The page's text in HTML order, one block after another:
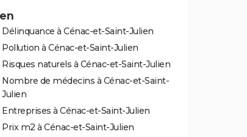
Délinquance à Cénac-et-Saint-Julien
Pollution à Cénac-et-Saint-Julien
Risques naturels à Cénac-et-Saint-Julien
Nombre de médecins à Cénac-et-Saint-
Julien
Entreprises à Cénac-et-Saint-Julien
Prix m2 à Cénac-et-Saint-Julien